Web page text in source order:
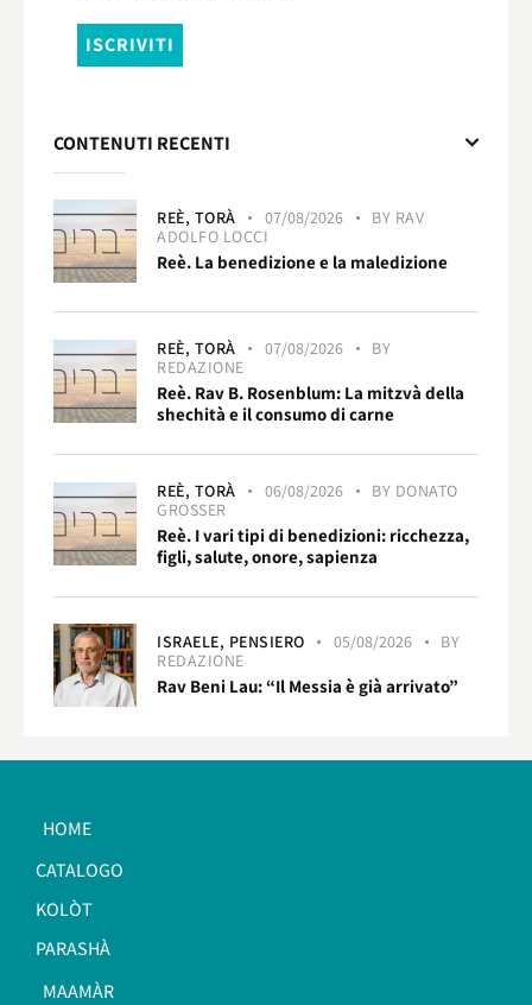
CONTENUTI RECENTI
REÈ, TORÀ 07/08/2026 BY RAV
ADOLFO LOCCI
Reè. La benedizione e la maledizione
REÈ, TORÀ 07/08/2026
BY
REDAZIONE
Reè. Rav B. Rosenblum: La mitzvà della
shechità e il consumo di carne
REÈ, TORÀ 06/08/2026 BY DONATO
GROSSER
Reè. I vari tipi di benedizioni: ricchezza,
figli, salute, onore, sapienza
ISRAELE, PENSIERO 05/08/2026
BY
REDAZIONE
Rav Beni Lau: “Il Messia è già arrivato”
HOME
CATALOGO
KOLÒT
PARASHÀ
MAAMÀR